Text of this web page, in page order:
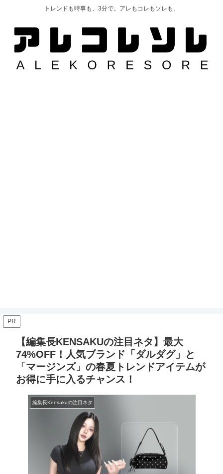
トレンドも時事も、3分で。アレもコレもソレも。
PR
【編集長KENSAKUの注目ネタ】最大
74%OFF！人気ブランド「ダルダグ」と
「マージンズ」の春夏トレンドアイテムが
お得に手に入るチャンス！
編集長Kensakuの注目ネタ